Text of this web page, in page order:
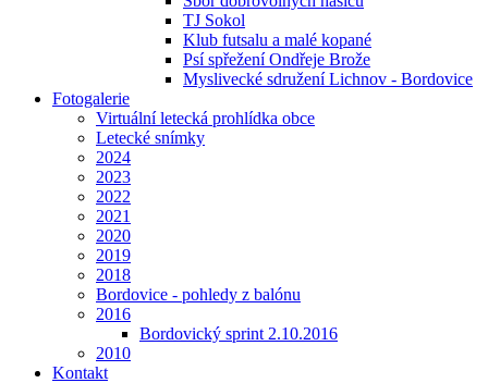
TJ Sokol
Klub futsalu a malé kopané
Psí spřežení Ondřeje Brože
Myslivecké sdružení Lichnov - Bordovice
Fotogalerie
Virtuální letecká prohlídka obce
Letecké snímky
2024
2023
2022
2021
2020
2019
2018
Bordovice - pohledy z balónu
2016
Bordovický sprint 2.10.2016
2010
Kontakt